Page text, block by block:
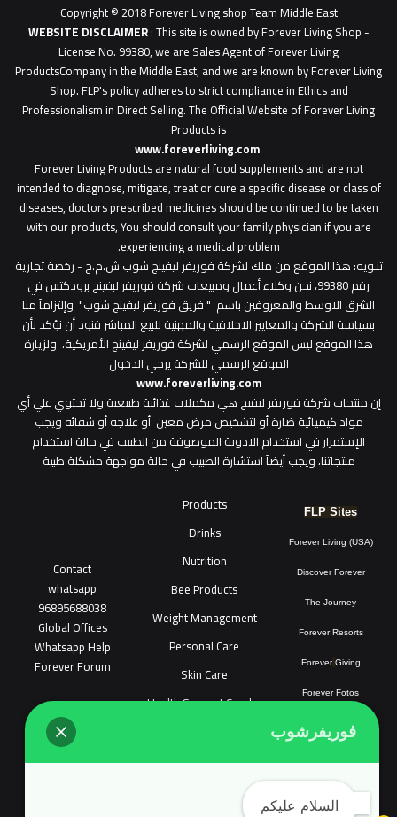
Copyright © 2018 Forever Living shop Team Middle East
WEBSITE DISCLAIMER: This site is owned by Forever Living Shop -
License No. 99380, we are Sales Agent of Forever Living
ProductsCompany in the Middle East, and we are known by Forever Living
Shop. FLP's policy adheres to strict compliance in Ethics and
Professionalism in Direct Selling. The Official Website of Forever Living
Products is
www.foreverliving.com
Forever Living Products are natural food supplements and are not
intended to diagnose, mitigate, treat or cure a specific disease or class of
diseases, doctors prescribed medicines should be continued to be taken
with our products, You should consult your family physician if you are
experiencing a medical problem.
تنـويه: هذا الموقع من ملك لشركة فوريفر ليفينج شوب ش.م.ح - رخصة تجارية
رقم 99380، نحن وكلاء أعمال ومبيعات شركة فوريفر لبفينج برودكتس في
الشرق الاوسط والمعروفين باسم " فريق فوريفر ليفينج شوب" وإلتزاماً منا
بسياسة الشركة والمعايير الاخلاقية والمهنية للبيع المباشر فنود أن نؤكد بأن
هذا الموقع ليس الموقع الرسمي لشركة فوريفر ليفينج الأمريكية، ولزيارة
الموقع الرسمي للشركة يرجي الدخول
www.foreverliving.com
​إن منتجات شركة فوريفر ليفيج هي مكملات غذائية طبيعية ولا تحتوي علي أي
مواد كيميائية ضارة أو لتشخيص مرض معين أو علاجه أو شفائه ويجب
الإستمرار في استخدام الادوية الموصوفة من الطبيب في حالة استخدام
منتجاتنا، ويجب أيضاً استشارة الطبيب في حالة مواجهة مشكلة طبية
FLP Sites
Forever Living (USA)
Discover Forever
The Journey
Forever Resorts
Forever Giving
Forever Fotos
Products
Drinks
Nutrition
Bee Products
Weight Management
Personal Care
Skin Care
Health Support Combo
Contact
whatsapp
96895688038
Global Offices
Whatsapp Help
Forever Forum
COPYRIGHT © 2018 FOREVER LIVING SHOP ALL RIGHTS RESERVED.
Forevershop.online does not target the people of
فوريفرشوب
السلام عليكم